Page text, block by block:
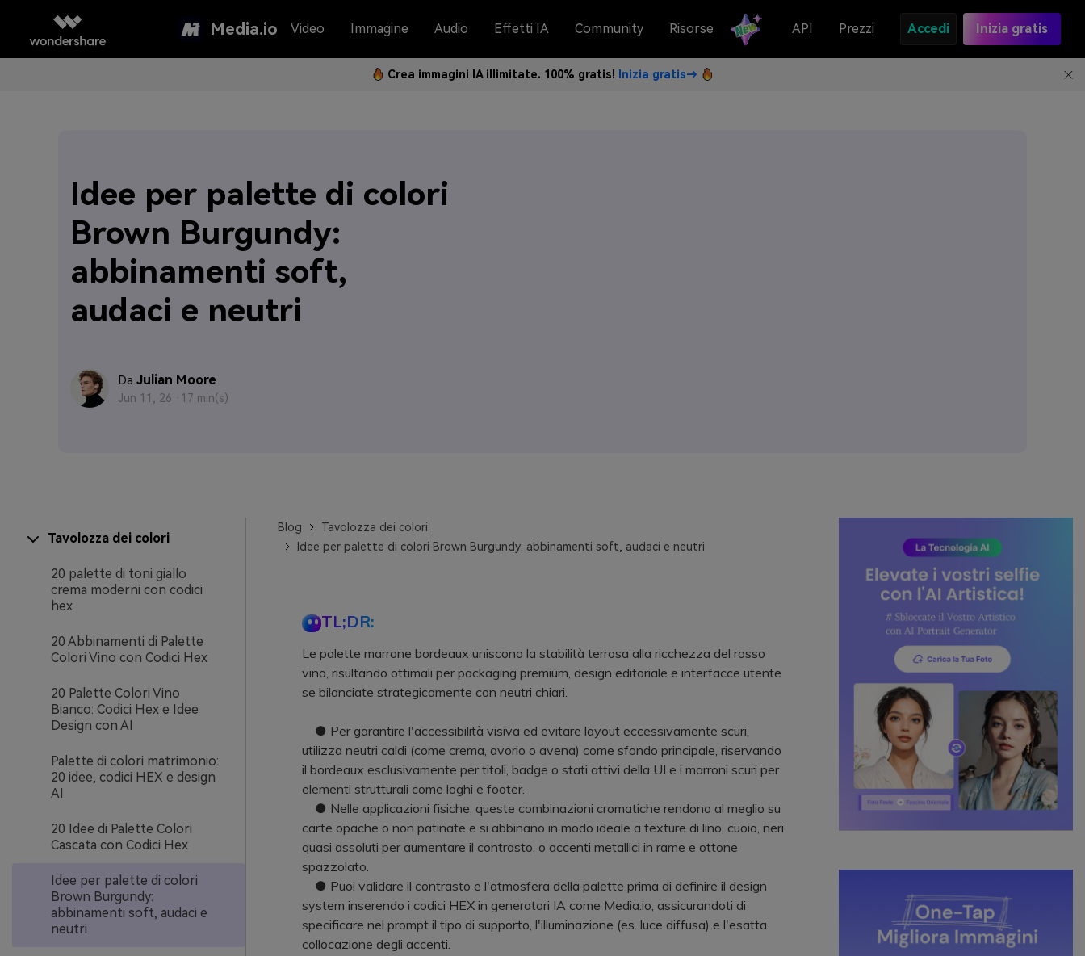
Media.io Video Immagine Audio Effetti IA Community Risorse API Prezzi Accedi Inizia gratis
Crea immagini IA illimitate. 100% gratis! Inizia gratis→
Idee per palette di colori
Brown Burgundy:
abbinamenti soft,
audaci e neutri
Da Julian Moore
Jun 11, 26 · 17 min(s)
Tavolozza dei colori
20 palette di toni giallo
crema moderni con codici
hex
20 Abbinamenti di Palette
Colori Vino con Codici Hex
20 Palette Colori Vino
Bianco: Codici Hex e Idee
Design con AI
Palette di colori matrimonio:
20 idee, codici HEX e design
AI
20 Idee di Palette Colori
Cascata con Codici Hex
Idee per palette di colori
Brown Burgundy:
abbinamenti soft, audaci e
neutri
Blog
Tavolozza dei colori
Idee per palette di colori Brown Burgundy: abbinamenti soft, audaci e neutri
TL;DR:
Le palette marrone bordeaux uniscono la stabilità terrosa alla ricchezza del rosso
vino, risultando ottimali per packaging premium, design editoriale e interfacce utente
se bilanciate strategicamente con neutri chiari.
● Per garantire l'accessibilità visiva ed evitare layout eccessivamente scuri,
utilizza neutri caldi (come crema, avorio o avena) come sfondo principale, riservando
il bordeaux esclusivamente per titoli, badge o stati attivi della UI e i marroni scuri per
elementi strutturali come loghi e footer.
● Nelle applicazioni fisiche, queste combinazioni cromatiche rendono al meglio su
carte opache o non patinate e si abbinano in modo ideale a texture di lino, cuoio, neri
quasi assoluti per aumentare il contrasto, o accenti metallici in rame e ottone
spazzolato.
● Puoi validare il contrasto e l'atmosfera della palette prima di definire il design
system inserendo i codici HEX in generatori IA come Media.io, assicurandoti di
specificare nel prompt il tipo di supporto, l'illuminazione (es. luce diffusa) e l'esatta
collocazione degli accenti.